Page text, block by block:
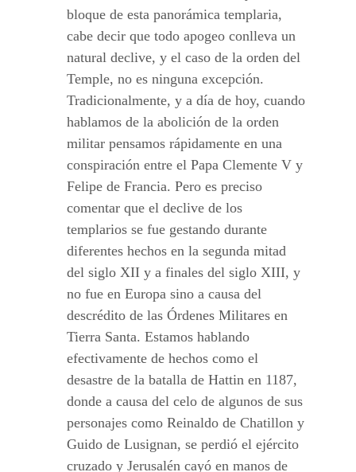
bloque de esta panorámica templaria,
cabe decir que todo apogeo conlleva un
natural declive, y el caso de la orden del
Temple, no es ninguna excepción.
Tradicionalmente, y a día de hoy, cuando
hablamos de la abolición de la orden
militar pensamos rápidamente en una
conspiración entre el Papa Clemente V y
Felipe de Francia. Pero es preciso
comentar que el declive de los
templarios se fue gestando durante
diferentes hechos en la segunda mitad
del siglo XII y a finales del siglo XIII, y
no fue en Europa sino a causa del
descrédito de las Órdenes Militares en
Tierra Santa. Estamos hablando
efectivamente de hechos como el
desastre de la batalla de Hattin en 1187,
donde a causa del celo de algunos de sus
personajes como Reinaldo de Chatillon y
Guido de Lusignan, se perdió el ejército
cruzado y Jerusalén cayó en manos de